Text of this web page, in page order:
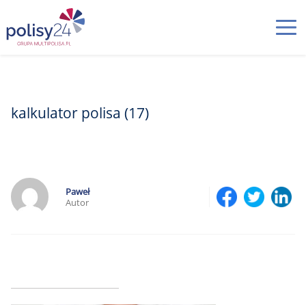
kalkulator polisa (17)
Paweł
Autor